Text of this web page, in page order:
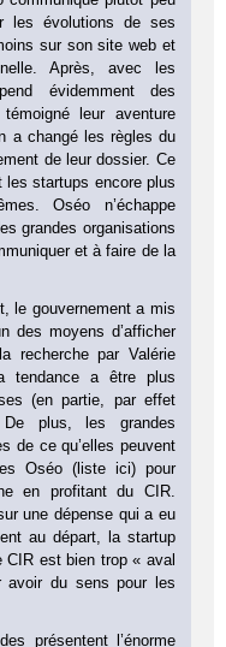
les évolutions de ses
sur son site web et
Après, avec les
évidemment des
leur aventure
a changé les règles du
de leur dossier. Ce
startups encore plus
Oséo n’échappe
grandes organisations
et à faire de la
le gouvernement a mis
des moyens d’afficher
recherche par Valérie
tendance a être plus
(en partie, par effet
plus, les grandes
de ce qu’elles peuvent
Oséo (liste ici) pour
en profitant du CIR.
une dépense qui a eu
au départ, la startup
est bien trop « aval
avoir du sens pour les
présentent l’énorme